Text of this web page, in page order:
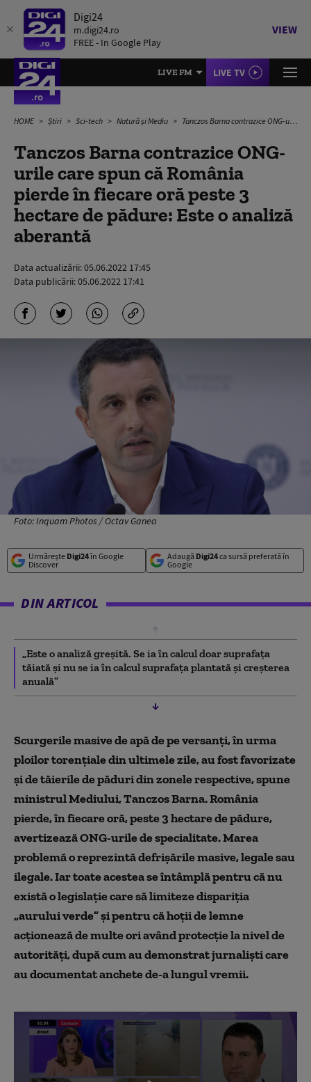
Digi24
m.digi24.ro
FREE - In Google Play
VIEW
LIVE FM LIVE TV
HOME Știri Sci-tech Natură și Mediu Tanczos Barna contrazice ONG-urile care spun că România pierde în fiecare oră peste 3 hectare de pădure: Este o analiză aberantă
Tanczos Barna contrazice ONG-
urile care spun că România
pierde în fiecare oră peste 3
hectare de pădure: Este o analiză
aberantă
Data actualizării:05.06.2022 17:45
Data publicării:05.06.2022 17:41
Foto: Inquam Photos / Octav Ganea
Urmărește Digi24în Google
Discover
Adaugă Digi24ca sursă preferată în
Google
DIN ARTICOL
„Este o analiză greșită. Se ia în calcul doar suprafața
tăiată și nu se ia în calcul suprafața plantată și creșterea
anuală”
Scurgerile masive de apă de pe versanți, în urma
ploilor torențiale din ultimele zile, au fost favorizate
și de tăierile de păduri din zonele respective, spune
ministrul Mediului, Tanczos Barna.România
pierde, în fiecare oră, peste 3 hectare de pădure,
avertizează ONG-urile de specialitate.Marea
problemă o reprezintă defrişările masive, legale sau
ilegale. Iar toate acestea se întâmplă pentru că nu
există o legislație care să limiteze dispariţia
„aurului verde” și pentru că hoții de lemne
acționează de multe ori având protecție la nivel de
autorități, după cum au demonstrat jurnaliști care
au documentat anchete de-a lungul vremii.